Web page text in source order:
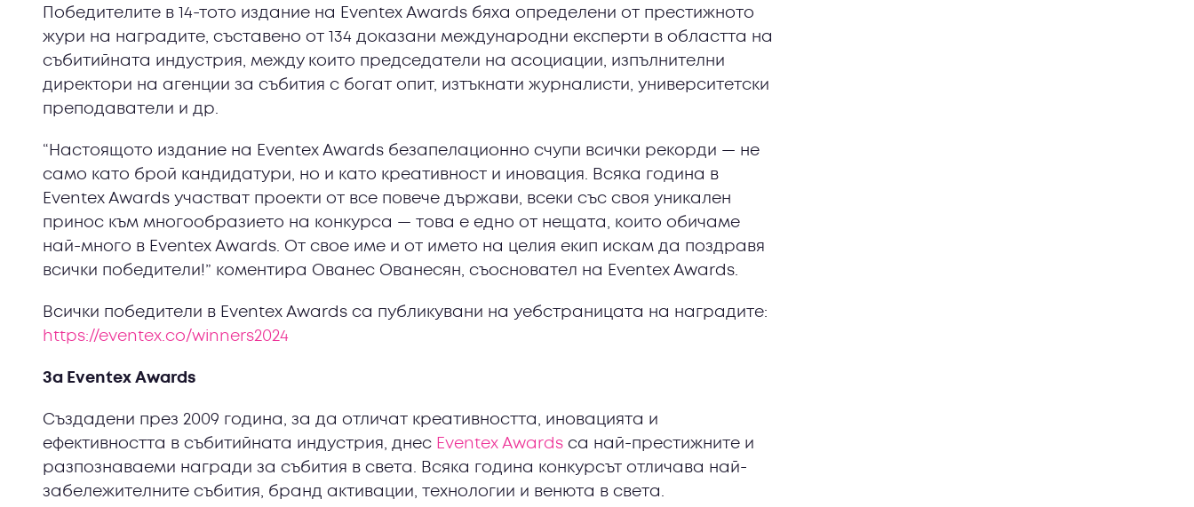
Победителите в 14-тото издание на Eventex Awards бяха определени от престижното
жури на наградите, съставено от 134 доказани международни експерти в областта на
събитийната индустрия, между които председатели на асоциации, изпълнителни
директори на агенции за събития с богат опит, изтъкнати журналисти, университетски
преподаватели и др.
“Настоящото издание на Eventex Awards безапелационно счупи всички рекорди — не
само като брой кандидатури, но и като креативност и иновация. Всяка година в
Eventex Awards участват проекти от все повече държави, всеки със своя уникален
принос към многообразието на конкурса — това е едно от нещата, които обичаме
най-много в Eventex Awards. От свое име и от името на целия екип искам да поздравя
всички победители!” коментира Ованес Ованесян, съосновател на Eventex Awards.
Всички победители в Eventex Awards са публикувани на уебстраницата на наградите:
https://eventex.co/winners2024
За Eventex Awards
Създадени през 2009 година, за да отличат креативността, иновацията и
ефективността в събитийната индустрия, днес Eventex Awards са най-престижните и
разпознаваеми награди за събития в света. Всяка година конкурсът отличава най-
забележителните събития, бранд активации, технологии и венюта в света.